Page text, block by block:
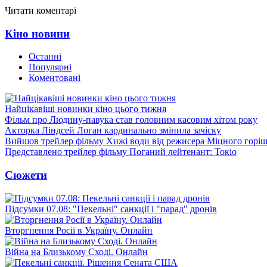
Читати коментарі
Кіно новини
Останні
Популярні
Коментовані
Найцікавіші новинки кіно цього тижня
Фільм про Людину-павука став головним касовим хітом року
Акторка Ліндсей Логан кардинально змінила зачіску
Вийшов трейлер фільму Хижі води від режисера Міцного
Представлено трейлер фільму Поганий лейтенант: Токіо
Сюжети
Підсумки 07.08: "Пекельні" санкції і "парад" дронів
Вторгнення Росії в Україну. Онлайн
Війна на Близькому Сході. Онлайн